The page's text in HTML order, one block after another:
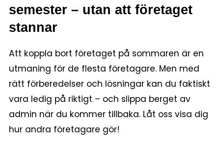
semester – utan att företaget
stannar
Att koppla bort företaget på sommaren är en
utmaning för de flesta företagare. Men med
rätt förberedelser och lösningar kan du faktiskt
vara ledig på riktigt – och slippa berget av
admin när du kommer tillbaka. Låt oss visa dig
hur andra företagare gör!